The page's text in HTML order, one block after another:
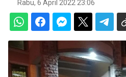
Rabu, 6 April 2022 23:06